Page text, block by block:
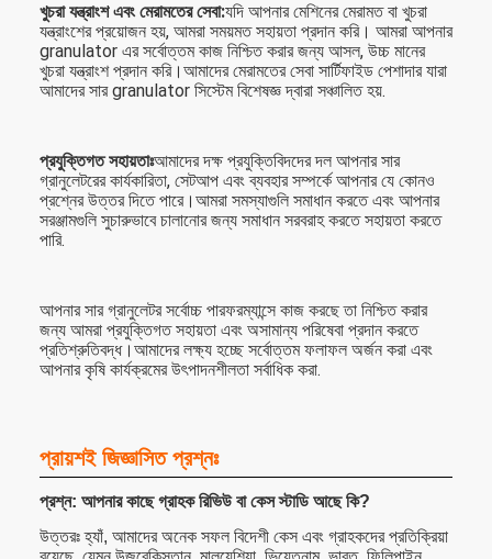
খুচরা যন্ত্রাংশ এবং মেরামতের সেবা:যদি আপনার মেশিনের মেরামত বা খুচরা
যন্ত্রাংশের প্রয়োজন হয়, আমরা সময়মত সহায়তা প্রদান করি। আমরা আপনার
granulator এর সর্বোত্তম কাজ নিশ্চিত করার জন্য আসল, উচ্চ মানের
খুচরা যন্ত্রাংশ প্রদান করি।আমাদের মেরামতের সেবা সার্টিফাইড পেশাদার যারা
আমাদের সার granulator সিস্টেম বিশেষজ্ঞ দ্বারা সঞ্চালিত হয়.
প্রযুক্তিগত সহায়তাঃআমাদের দক্ষ প্রযুক্তিবিদদের দল আপনার সার
গ্রানুলেটরের কার্যকারিতা, সেটআপ এবং ব্যবহার সম্পর্কে আপনার যে কোনও
প্রশ্নের উত্তর দিতে পারে।আমরা সমস্যাগুলি সমাধান করতে এবং আপনার
সরঞ্জামগুলি সুচারুভাবে চালানোর জন্য সমাধান সরবরাহ করতে সহায়তা করতে
পারি.
আপনার সার গ্রানুলেটর সর্বোচ্চ পারফরম্যান্সে কাজ করছে তা নিশ্চিত করার
জন্য আমরা প্রযুক্তিগত সহায়তা এবং অসামান্য পরিষেবা প্রদান করতে
প্রতিশ্রুতিবদ্ধ।আমাদের লক্ষ্য হচ্ছে সর্বোত্তম ফলাফল অর্জন করা এবং
আপনার কৃষি কার্যক্রমের উৎপাদনশীলতা সর্বাধিক করা.
প্রায়শই জিজ্ঞাসিত প্রশ্নঃ
প্রশ্ন: আপনার কাছে গ্রাহক রিভিউ বা কেস স্টাডি আছে কি?
উত্তরঃ হ্যাঁ, আমাদের অনেক সফল বিদেশী কেস এবং গ্রাহকদের প্রতিক্রিয়া